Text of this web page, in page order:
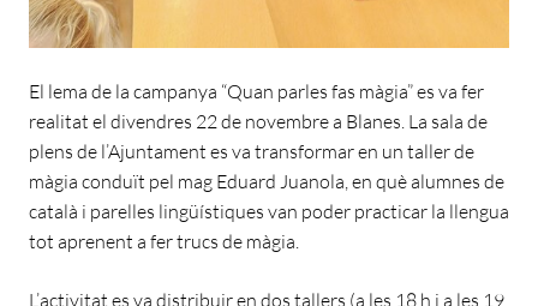
El lema de la campanya “Quan parles fas màgia” es va fer
realitat el divendres 22 de novembre a Blanes. La sala de
plens de l’Ajuntament es va transformar en un taller de
màgia conduït pel mag Eduard Juanola, en què alumnes de
català i parelles lingüístiques van poder practicar la llengua
tot aprenent a fer trucs de màgia.
L’activitat es va distribuir en dos tallers (a les 18 h i a les 19